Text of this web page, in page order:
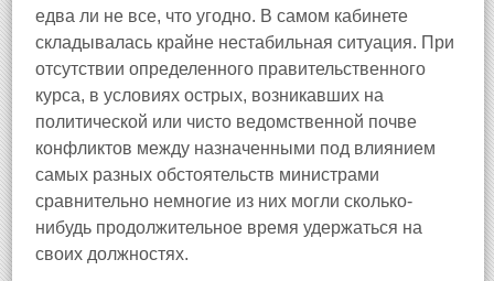
едва ли не все, что угодно. В самом кабинете
складывалась крайне нестабильная ситуация. При
отсутствии определенного правительственного
курса, в условиях острых, возникавших на
политической или чисто ведомственной почве
конфликтов между назначенными под влиянием
самых разных обстоятельств министрами
сравнительно немногие из них могли сколько-
нибудь продолжительное время удержаться на
своих должностях.